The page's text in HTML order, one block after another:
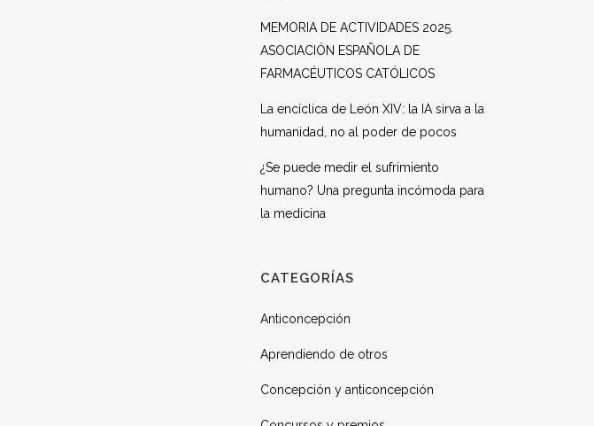
MEMORIA DE ACTIVIDADES 2025.
ASOCIACIÓN ESPAÑOLA DE
FARMACÉUTICOS CATÓLICOS
La encíclica de León XIV: la IA sirva a la
humanidad, no al poder de pocos
¿Se puede medir el sufrimiento
humano? Una pregunta incómoda para
la medicina
CATEGORÍAS
Anticoncepción
Aprendiendo de otros
Concepción y anticoncepción